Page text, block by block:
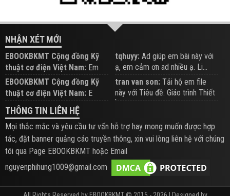
NHẬN XÉT MỚI
EBOOKBKMT Cộng đồng Kỹ
thuật cơ điện Việt Nam: Em
đăng trên Group hỗ trợ nhé
tqhuyy: Ad giúp em bài này với
ạ, em cảm ơn ad nhiều ạ. Li...
EBOOKBKMT Cộng đồng Kỹ
thuật cơ điện Việt Nam: E
xem hỗ trợ trên Group
tran van son: Tải hộ em file
này với Tiêu đề: Giáo trình Thiết
b...
THÔNG TIN LIÊN HỆ
Mọi thắc mắc và yêu cầu tư vấn hỗ trợ hay mong muốn được hợp
tác, đặt banner quảng cáo truyền thông, xin vui lòng liên hệ với chúng
tôi qua Page EBOOKBKMT hoặc Email
nguyenphihung1009@gmail.com